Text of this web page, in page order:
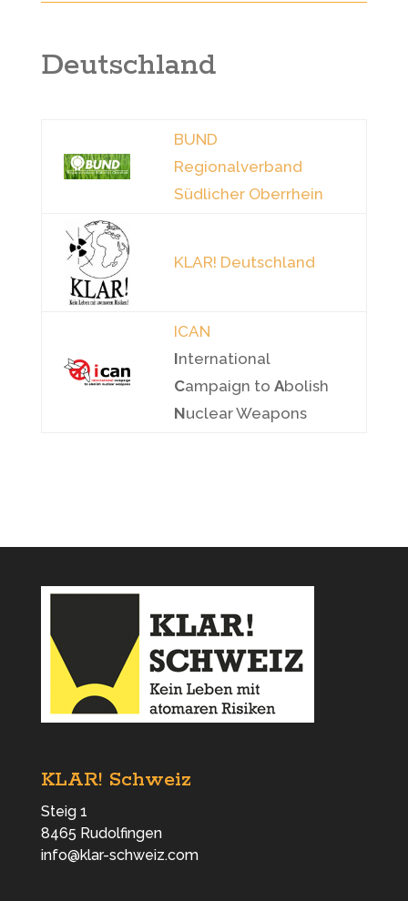
Deutschland
BUND
Regionalverband
Südlicher Oberrhein
KLAR! Deutschland
ICAN
International
Campaign to Abolish
Nuclear Weapons
KLAR! Schweiz
Steig 1
8465 Rudolfingen
info@klar-schweiz.com